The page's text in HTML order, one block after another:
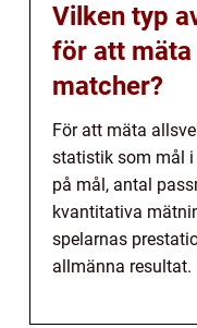
Vilken typ
för att mäta
matcher?
För att mäta
statistik som mål i
på mål, antal
kvantitativa
spelarnas
allmänna resultat.